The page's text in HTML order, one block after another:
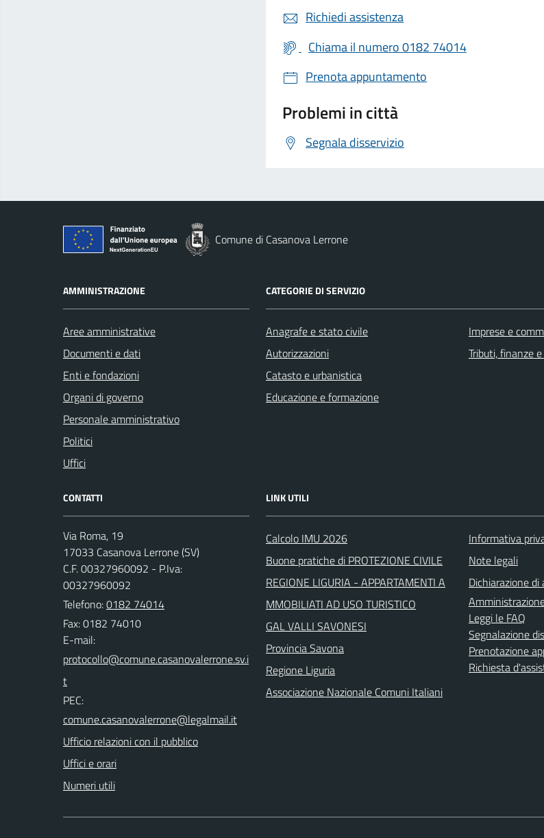
Richiedi assistenza
Chiama il numero 0182 74014
Prenota appuntamento
Problemi in città
Segnala disservizio
Comune di Casanova Lerrone
AMMINISTRAZIONE
Aree amministrative
Documenti e dati
Enti e fondazioni
Organi di governo
Personale amministrativo
Politici
Uffici
CATEGORIE DI SERVIZIO
Anagrafe e stato civile
Autorizzazioni
Catasto e urbanistica
Educazione e formazione
Imprese e
Tributi, finanze
CONTATTI
Via Roma, 19
17033 Casanova Lerrone (SV)
C.F. 00327960092 - P.Iva:
00327960092
Telefono:0182 74014
Fax: 0182 74010
E-mail:
PEC:
Ufficio relazioni con il pubblico
Uffici e orari
Numeri utili
LINK UTILI
Calcolo IMU 2026
Buone pratiche di PROTEZIONE CIVILE
REGIONE LIGURIA - APPARTAMENTI A
MMOBILIATI AD USO TURISTICO
GAL VALLI SAVONESI
Provincia Savona
Regione Liguria
Associazione Nazionale Comuni Italiani
Informativa
Note legali
Dichiarazione di
Leggi le FAQ
Segnalazione
Prenotazione
Richiesta